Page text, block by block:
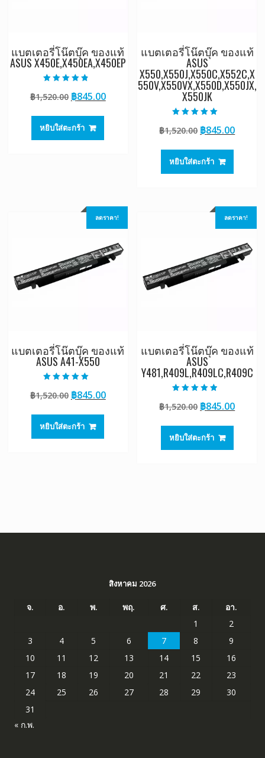
แบตเตอรี่โน๊ตบุ๊ค ของแท้
ASUS X450E,X450EA,X450EP
4.50
ตั้งแต่ 1-5
฿1,520.00 Original
was:
฿1,520.00.
฿845.00Current
หยิบใส่ตะกร้า
แบตเตอรี่โน๊ตบุ๊ค ของแท้
ASUS
X550,X550J,X550C,X552C,X
550V,X550VX,X550D,X550JX,
X550JK
5.00
ตั้งแต่ 1-5
฿1,520.00 Original
was:
฿1,520.00.
฿845.00
หยิบใส่ตะกร้า
ลดราคา!
แบตเตอรี่โน๊ตบุ๊ค ของแท้
ASUS A41-X550
5.00
ตั้งแต่ 1-5
฿1,520.00 Original
was:
฿1,520.00.
฿845.00Current
หยิบใส่ตะกร้า
ลดราคา!
แบตเตอรี่โน๊ตบุ๊ค ของแท้
ASUS
Y481,R409L,R409LC,R409C
4.50
ตั้งแต่ 1-5
฿1,520.00 Original
was:
฿1,520.00.
฿845.00
หยิบใส่ตะกร้า
สิงหาคม 2026
จ. อ. พ. พฤ. ศ. ส.
อา.
1
2
3
4 5 6 7 8
9
10
11 12 13 14 15
16
17
18 19 20 21 22
23
24
25 26 27 28 29
30
31
« ก.พ.